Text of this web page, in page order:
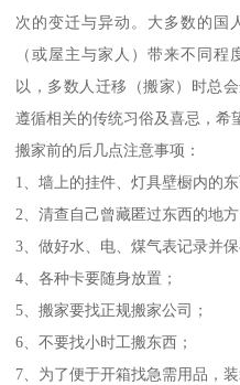
次的变迁与异动。大多数的国
（或屋主与家人）带来不同
以，多数人迁移（搬家）时总
遵循相关的传统习俗及喜忌，希
搬家前的后几点注意事项：
1、墙上的挂件、灯具壁橱内的
2、清查自己曾藏匿过东西的地方
3、做好水、电、煤气表记录并
4、各种卡要随身放置；
5、搬家要找正规搬家公司；
6、不要找小时工搬东西；
7、为了便于开箱找急需用品，